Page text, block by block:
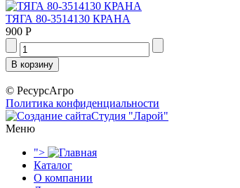
ТЯГА 80-3514130 КРАНА
900 Р
© РесурсАгро
Политика конфиденциальности
Студия "Ларой"
Меню
">
Каталог
О компании